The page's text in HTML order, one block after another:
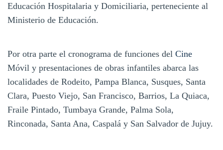
Educación Hospitalaria y Domiciliaria, perteneciente al
Ministerio de Educación.
Por otra parte el cronograma de funciones del Cine
Móvil y presentaciones de obras infantiles abarca las
localidades de Rodeito, Pampa Blanca, Susques, Santa
Clara, Puesto Viejo, San Francisco, Barrios, La Quiaca,
Fraile Pintado, Tumbaya Grande, Palma Sola,
Rinconada, Santa Ana, Caspalá y San Salvador de Jujuy.